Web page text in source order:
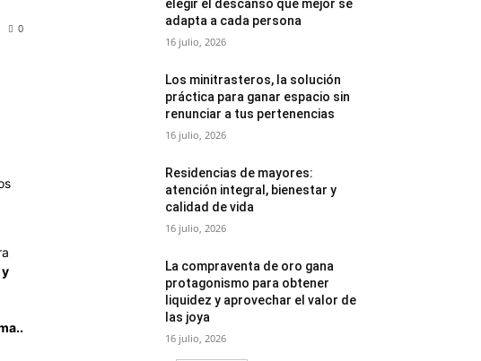
0
elegir el descanso que mejor se
adapta a cada persona
16 julio, 2026
Los minitrasteros, la solución
práctica para ganar espacio sin
renunciar a tus pertenencias
16 julio, 2026
Residencias de mayores:
atención integral, bienestar y
calidad de vida
16 julio, 2026
La compraventa de oro gana
protagonismo para obtener
liquidez y aprovechar el valor de
las joya
16 julio, 2026